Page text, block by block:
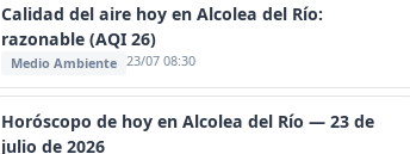
Calidad del aire hoy en Alcolea del Río:
razonable (AQI 26)
Medio Ambiente 23/07 08:30
Horóscopo de hoy en Alcolea del Río — 23 de
julio de 2026